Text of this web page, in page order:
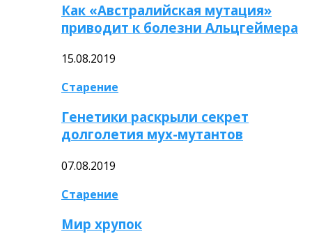
Как «Австралийская мутация»
приводит к болезни Альцгеймера
15.08.2019
Старение
Генетики раскрыли секрет
долголетия мух-мутантов
07.08.2019
Старение
Мир хрупок